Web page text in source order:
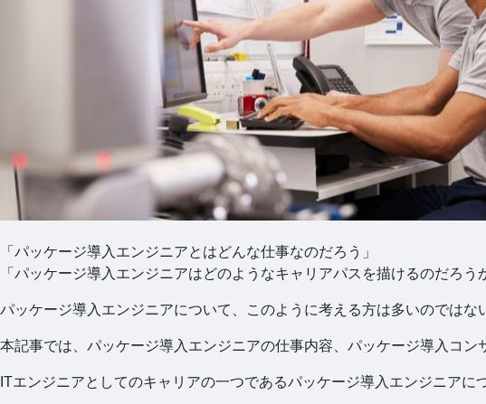
「パッケージ導入エンジニアとはどんな仕事なのだろう」
「パッケージ導入エンジニアはどのようなキャリアパスを描けるのだろう
パッケージ導入エンジニアについて、このように考える方は多いのではな
本記事では、パッケージ導入エンジニアの仕事内容、パッケージ導入コ
ITエンジニアとしてのキャリアの一つであるパッケージ導入エンジニアに